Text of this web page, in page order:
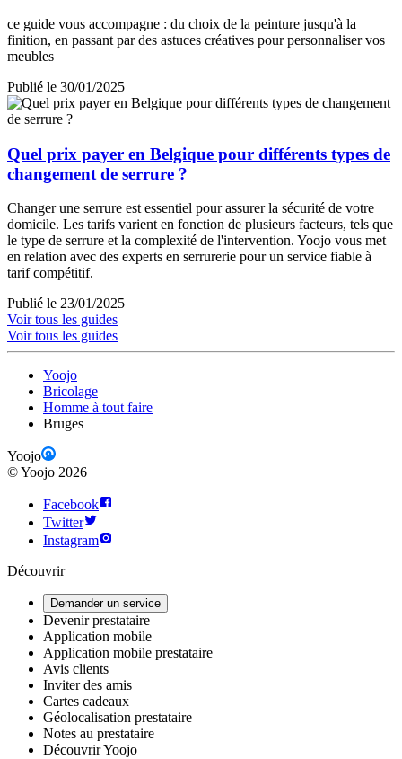
ce guide vous accompagne : du choix de la peinture jusqu'à la
finition, en passant par des astuces créatives pour personnaliser vos
meubles
Publié le 30/01/2025
Quel prix payer en Belgique pour différents types de
changement de serrure ?
Changer une serrure est essentiel pour assurer la sécurité de votre
domicile. Les tarifs varient en fonction de plusieurs facteurs, tels que
le type de serrure et la complexité de l'intervention. Yoojo vous met
en relation avec des experts en serrurerie pour un service fiable à
tarif compétitif.
Publié le 23/01/2025
Voir tous les guides
Voir tous les guides
Yoojo
Bricolage
Homme à tout faire
Bruges
Yoojo
©Yoojo 2026
Facebook
Twitter
Instagram
Découvrir
Demander un service
Devenir prestataire
Application mobile
Application mobile prestataire
Avis clients
Inviter des amis
Cartes cadeaux
Géolocalisation prestataire
Notes au prestataire
Découvrir Yoojo